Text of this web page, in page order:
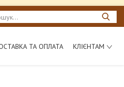
ТА ОПЛАТА КЛІЄНТАМ